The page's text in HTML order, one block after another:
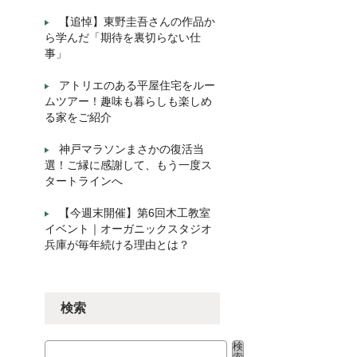
【追悼】東野圭吾さんの作品か
ら学んだ「期待を裏切らない仕
事」
アトリエのある平屋住宅をルー
ムツアー！趣味も暮らしも楽しめ
る家をご紹介
神戸マラソンまさかの復活当
選！ご縁に感謝して、もう一度ス
タートラインへ
【今週末開催】第6回木工教室
イベント｜オーガニックスタジオ
兵庫が毎年続ける理由とは？
検索
検索
検